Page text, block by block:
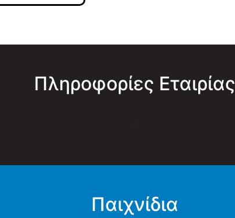
Πληροφορίες Εταιρίας
Παιχνίδια